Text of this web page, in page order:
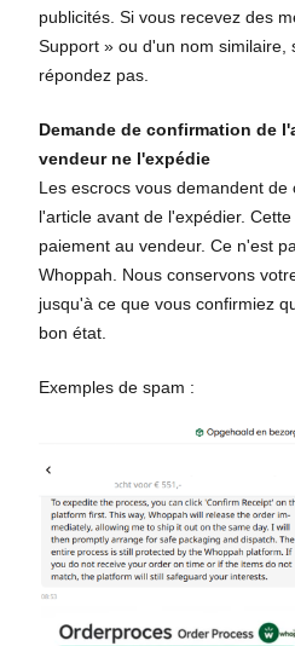
publicités. Si vous recevez des
Support » ou d'un nom similaire,
répondez pas.
Demande de confirmation de
vendeur ne l'expédie
Les escrocs vous demandent
l'article avant de l'expédier.
paiement au vendeur. Ce n'est
Whoppah. Nous conservons
jusqu'à ce que vous confirmiez
bon état.
Exemples de spam :